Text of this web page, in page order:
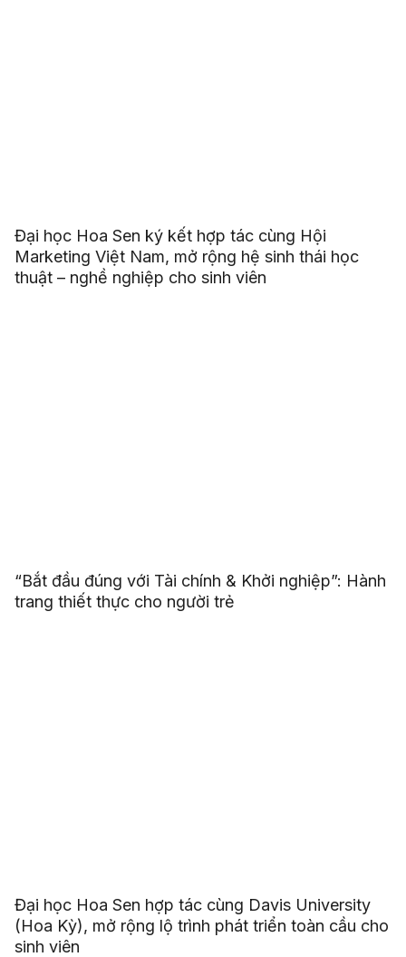
Đại học Hoa Sen ký kết hợp tác cùng Hội
Marketing Việt Nam, mở rộng hệ sinh thái học
thuật – nghề nghiệp cho sinh viên
“Bắt đầu đúng với Tài chính & Khởi nghiệp”: Hành
trang thiết thực cho người trẻ
Đại học Hoa Sen hợp tác cùng Davis University
(Hoa Kỳ), mở rộng lộ trình phát triển toàn cầu cho
sinh viên